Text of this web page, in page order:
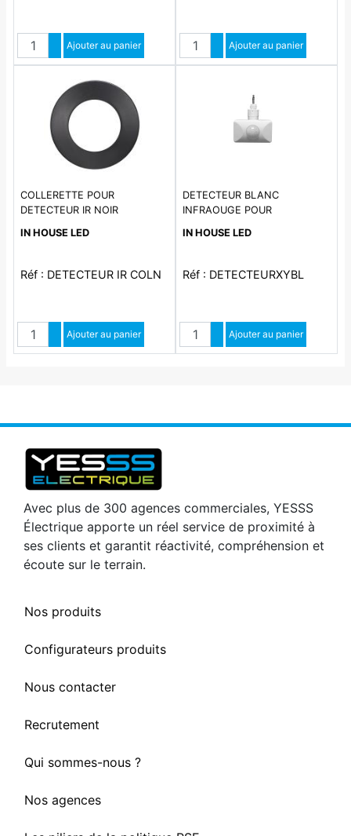
QuantitéAugmenter quantité
Diminuer quantité
Ajouter au panier QuantitéAugmenter quantité
Diminuer quantité
Ajouter au panier
COLLERETTE POUR
DETECTEUR IR NOIR
IN HOUSE LED
Réf : DETECTEUR IR COLN
QuantitéAugmenter quantité
Diminuer quantité
Ajouter au panier
DETECTEUR BLANC
INFRAOUGE POUR
(XY123BL/XY571BL)
IN HOUSE LED
Réf : DETECTEURXYBL
QuantitéAugmenter quantité
Diminuer quantité
Ajouter au panier
Avec plus de 300 agences commerciales, YESSS
Électrique apporte un réel service de proximité à
ses clients et garantit réactivité, compréhension et
écoute sur le terrain.
Nos produits
Configurateurs produits
Nous contacter
Recrutement
Qui sommes-nous ?
Nos agences